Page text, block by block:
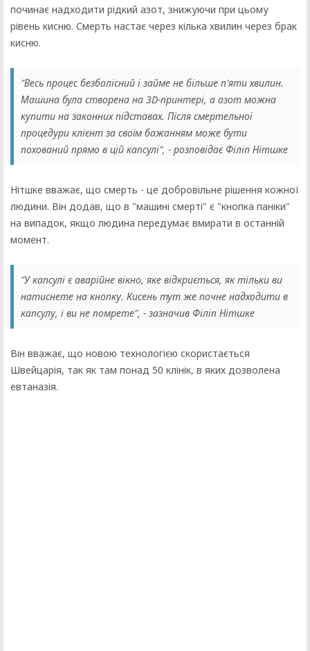
починає надходити рідкий азот, знижуючи при цьому
рівень кисню. Смерть настає через кілька хвилин через брак
кисню.
"Весь процес безболісний і займе не більше п'яти хвилин.
Машина була створена на 3D-принтері, а азот можна
купити на законних підставах. Після смертельної
процедури клієнт за своїм бажанням може бути
похований прямо в цій капсулі", - розповідає Філіп Нітшке
Нітшке вважає, що смерть - це добровільне рішення кожної
людини. Він додав, що в "машині смерті" є "кнопка паніки"
на випадок, якщо людина передумає вмирати в останній
момент.
"У капсулі є аварійне вікно, яке відкриється, як тільки ви
натиснете на кнопку. Кисень тут же почне надходити в
капсулу, і ви не помрете", - зазначив Філіп Нітшке
Він вважає, що новою технологією скористається
Швейцарія, так як там понад 50 клінік, в яких дозволена
евтаназія.